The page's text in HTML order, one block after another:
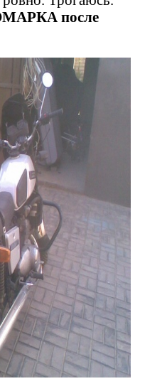
после